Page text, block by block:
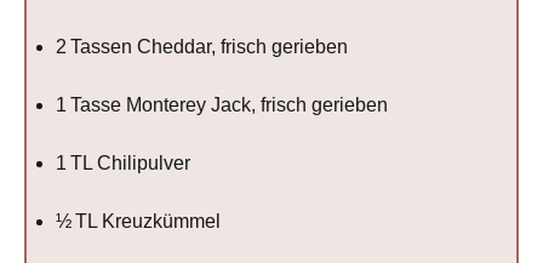
2 Tassen Cheddar, frisch gerieben
1 Tasse Monterey Jack, frisch gerieben
1 TL Chilipulver
½TL Kreuzkümmel